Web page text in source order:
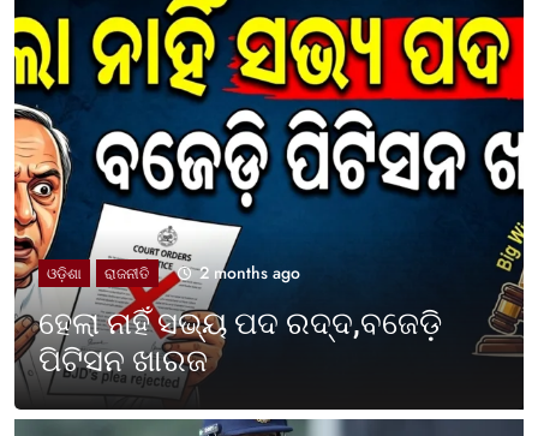
UNCATEGORIZED 2 months ago
ଓଡ଼ିଶା ପାଳିଲା ପଶ୍ଚିମବଙ୍ଗ
ପ୍ରତିଷ୍ଠା ଦିବସ